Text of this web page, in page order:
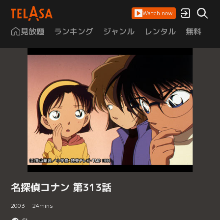
Watch now
見放題 ランキング ジャンル レンタル 無料
名探偵コナン 第313話
2003 24mins